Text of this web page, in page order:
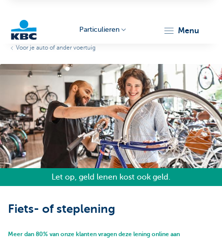
Particulieren
Particulieren menu
Voor je auto of ander voertuig
Let op, geld lenen kost ook geld.
Fiets- of steplening
Meer dan 80% van onze klanten vragen deze lening online aan